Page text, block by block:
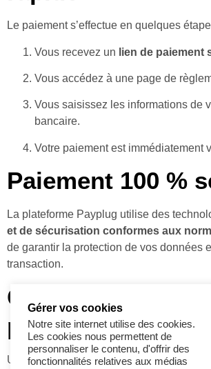
Le paiement s’effectue en quelques
Vous recevez un lien de paiement
Vous accédez à une page de
Vous saisissez les informations de
bancaire.
Votre paiement est immédiatement
Paiement 100 %
La plateforme Payplug utilise des
et de sécurisation conformes aux
de garantir la protection de vos données
transaction.
Confirmation du
paiement
Une fois votre règlement effectué, une
Gérer vos cookies
Notre site internet utilise des cookies.
Les cookies nous permettent de
personnaliser le contenu, d'offrir des
fonctionnalités relatives aux médias